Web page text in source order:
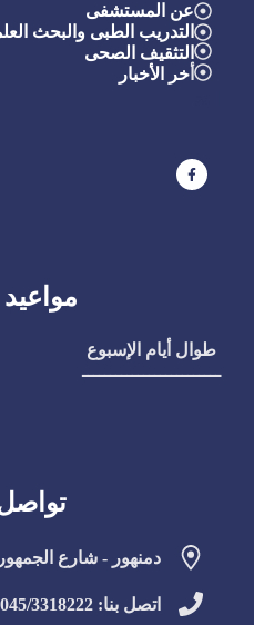
عن المستشفى
التدريب الطبى والبحث
التثقيف الصحى
خر الأخبار
طوال أيام الإسبوع
ـــــــــــــــــــــــــ
دمنهور - شارع
اتصل بنا: 045/3318222